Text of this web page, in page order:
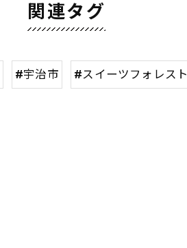
関連タグ
#宇治市 #スイーツフォレスト